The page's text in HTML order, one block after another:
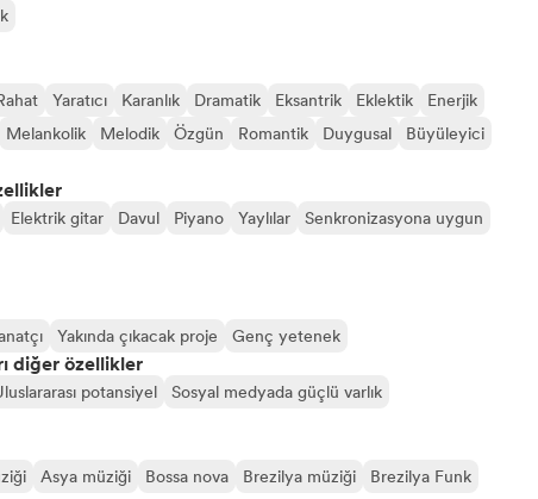
Yaratıcı Karanlık Dramatik Eksantrik Eklektik
Enerjik
Melankolik Melodik Özgün Romantik Duygusal Büyüleyici
Elektrik gitar Davul Piyano Yaylılar
Senkronizasyona uygun
Yakında çıkacak proje Genç yetenek
diğer özellikler
potansiyel Sosyal medyada güçlü varlık
Asya müziği Bossa nova Brezilya müziği
Brezilya Funk